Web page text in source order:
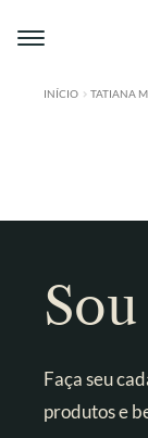
Pular
para
Pular
para
A
CONTATO
INÍCIO TATIANA
Faça seu
produtos e